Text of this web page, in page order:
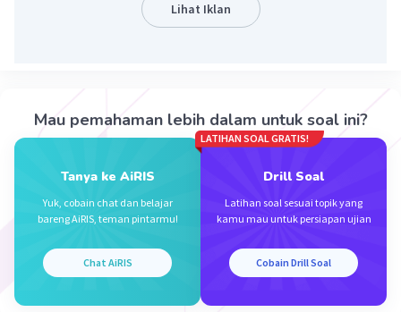
Iklan
Lihat Iklan
Mau pemahaman lebih dalam untuk soal ini?
Tanya ke AiRIS
Yuk, cobain chat dan belajar
bareng AiRIS, teman pintarmu!
Chat AiRIS
LATIHAN SOAL GRATIS!
Drill Soal
Latihan soal sesuai topik yang
kamu mau untuk persiapan ujian
Cobain Drill Soal